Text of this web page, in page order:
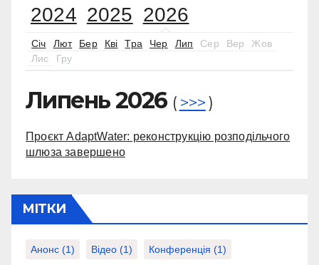
2024 2025 2026
Січ Лют Бер Кві Тра Чер Лип Сер Вер
Жов
Лис
Гру
Липень 2026 ( >>>)
Проєкт AdaptWater: реконструкцію розподільчого
шлюза завершено
МІТКИ
Анонс (1) Відео (1) Конференція (1)